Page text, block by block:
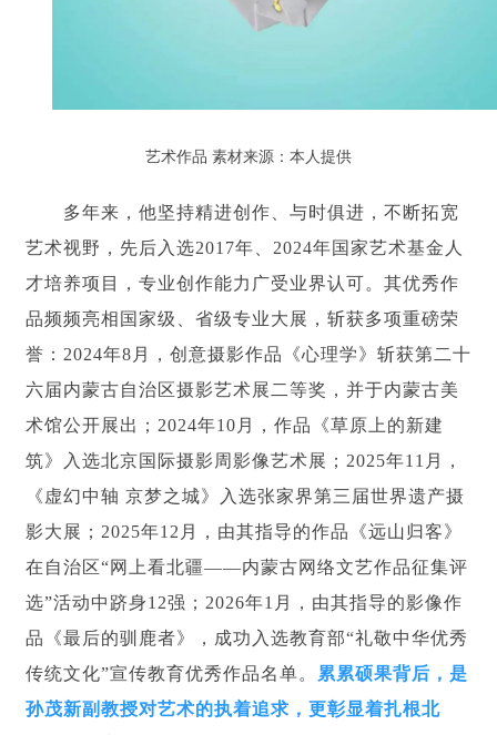
艺术作品 素材来源：本人提供
多年来，他坚持精进创作、与时俱进，不断拓宽
艺术视野，先后入选2017年、2024年国家艺术基金人
才培养项目，专业创作能力广受业界认可。其优秀作
品频频亮相国家级、省级专业大展，斩获多项重磅荣
誉：2024年8月，创意摄影作品《心理学》斩获第二十
六届内蒙古自治区摄影艺术展二等奖，并于内蒙古美
术馆公开展出；2024年10月，作品《草原上的新建
筑》入选北京国际摄影周影像艺术展；2025年11月，
《虚幻中轴 京梦之城》入选张家界第三届世界遗产摄
影大展；2025年12月，由其指导的作品《远山归客》
在自治区“网上看北疆——内蒙古网络文艺作品征集评
选”活动中跻身12强；2026年1月，由其指导的影像作
品《最后的驯鹿者》，成功入选教育部“礼敬中华优秀
传统文化”宣传教育优秀作品名单。
累累硕果背后，是
孙茂新副教授对艺术的执着追求，更彰显着扎根北